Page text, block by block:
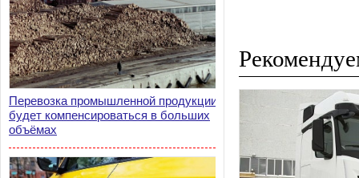
Перевозка промышленной продукции
будет компенсироваться в больших
объёмах